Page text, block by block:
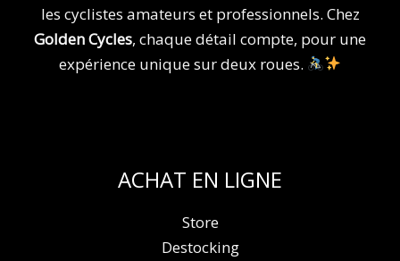
les cyclistes amateurs et professionnels. Chez
Golden Cycles, chaque détail compte, pour une
expérience unique sur deux roues.
ACHAT EN LIGNE
Store
Destocking